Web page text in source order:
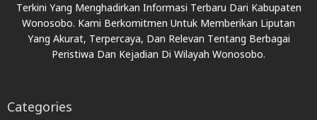
Terkini Yang Menghadirkan Informasi Terbaru Dari Kabupaten
Wonosobo. Kami Berkomitmen Untuk Memberikan Liputan
Yang Akurat, Terpercaya, Dan Relevan Tentang Berbagai
Peristiwa Dan Kejadian Di Wilayah Wonosobo.
Categories